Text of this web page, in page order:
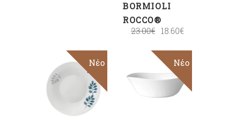
BORMIOLI
ROCCO®
23.00€ 18.60€
Sale
Νέο
ΠΡΟΣΘΉΚΗ
ΣΤΟ
ΚΑΛΆΘΙ
Νέο
ΠΡΟΣΘΉΚΗ
ΚΑΛΆΘΙ